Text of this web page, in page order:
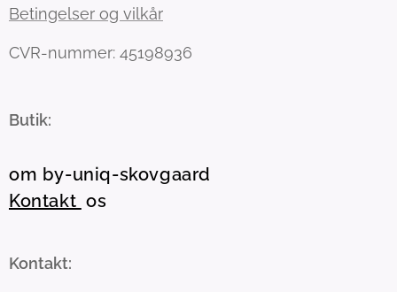
Betingelser og vilkår
CVR-nummer: 45198936
Butik:
om by-uniq-skovgaard
Kontakt os
Kontakt: